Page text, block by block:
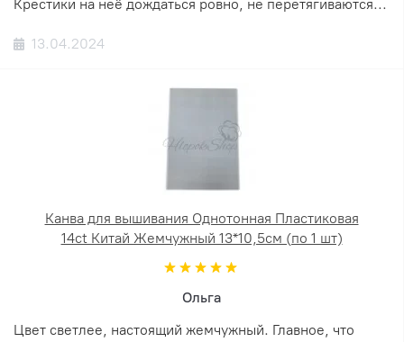
Крестики на неё дождаться ровно, не перетягиваются...
13.04.2024
Канва для вышивания Однотонная Пластиковая
14ct Китай Жемчужный 13*10,5см (по 1 шт)
Ольга
Цвет светлее, настоящий жемчужный. Главное, что